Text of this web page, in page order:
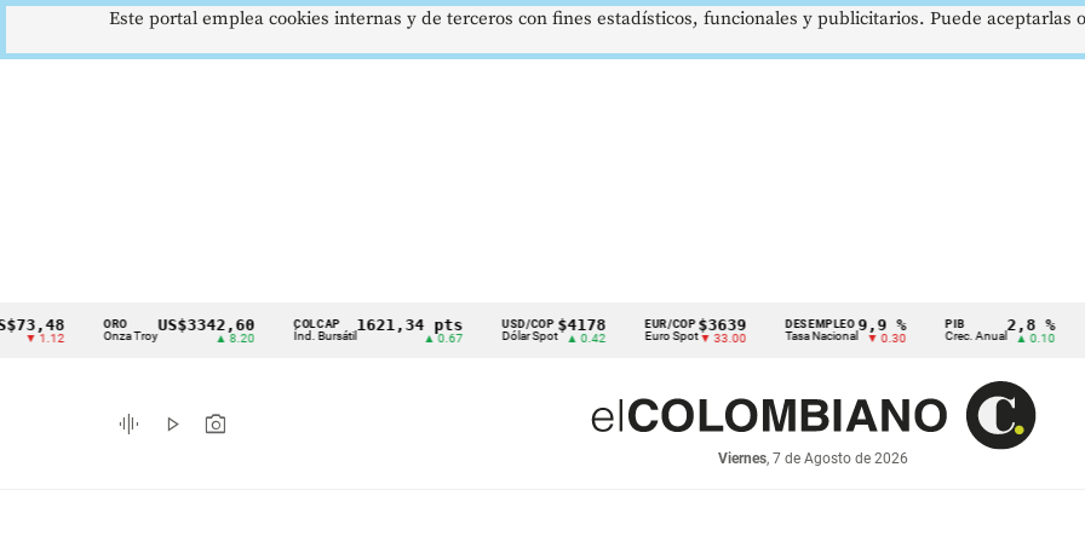
Cintillo
indicadores
económicos
ORO
Onza Troy
US$3342,60 COLCAP
Índ. Bursátil
1621,34 pts USD/COP
Dólar Spot
$4178
▲ 0.42
EUR/COP
Euro Spot
$3639
▼ 33.00
DESEMPLEO
Tasa Nacional
9,9 %
▼ 0.30
PIB
Crec. Anual
2,8 %
▲ 0.10
TRM
Tasa
graphic_eq play_arrow photo_camera
Viernes, 7 de Agosto de 2026
Este portal emplea cookies internas y de terceros con fines estadísticos, funcionales y publicitarios. Puede aceptarlas